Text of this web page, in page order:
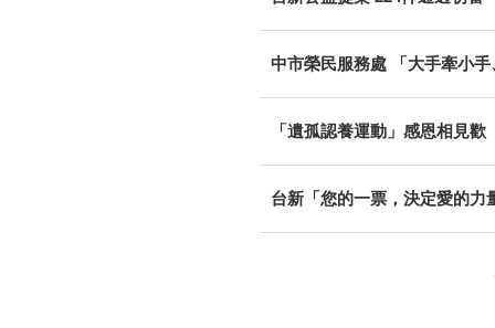
中市榮民服務處 「大手牽小
「遺孤認養運動」感恩相見
台新「您的一票，決定愛的力